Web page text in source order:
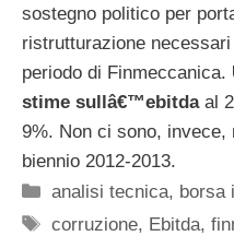
sostegno politico per
ristrutturazione
periodo di Finmeccanica.
stime sullâ€™ebitdaal
9%. Non ci sono,
biennio 2012-2013.
Categorie
analisi tecnica, borsa
Tag
corruzione, Ebitda,